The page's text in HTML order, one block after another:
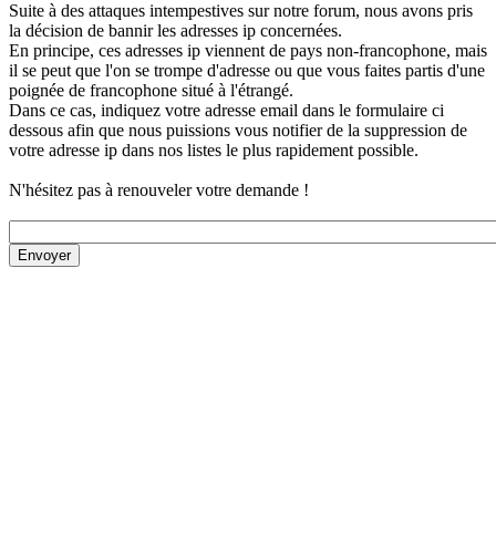
Suite à des attaques intempestives sur notre forum, nous avons pris
la décision de bannir les adresses ip concernées.
En principe, ces adresses ip viennent de pays non-francophone, mais
il se peut que l'on se trompe d'adresse ou que vous faites partis d'une
poignée de francophone situé à l'étrangé.
Dans ce cas, indiquez votre adresse email dans le formulaire ci
dessous afin que nous puissions vous notifier de la suppression de
votre adresse ip dans nos listes le plus rapidement possible.
N'hésitez pas à renouveler votre demande !